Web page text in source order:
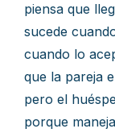
piensa que
sucede
cuando lo
que la pareja
pero el
porque